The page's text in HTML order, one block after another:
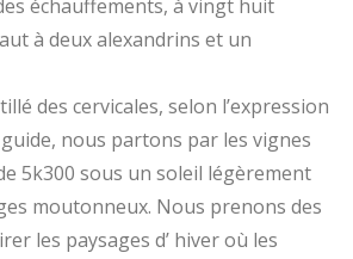
échauffements, à vingt huit
à deux alexandrins et un
des cervicales, selon l’expression
nous partons par les vignes
5k300 sous un soleil légèrement
moutonneux. Nous prenons des
les paysages d’ hiver où les